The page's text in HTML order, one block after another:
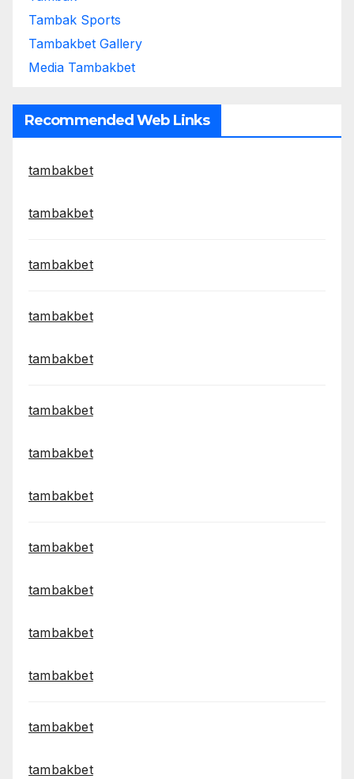
Tambak Sports
Tambakbet Gallery
Media Tambakbet
Recommended Web Links
tambakbet
tambakbet
tambakbet
tambakbet
tambakbet
tambakbet
tambakbet
tambakbet
tambakbet
tambakbet
tambakbet
tambakbet
tambakbet
tambakbet